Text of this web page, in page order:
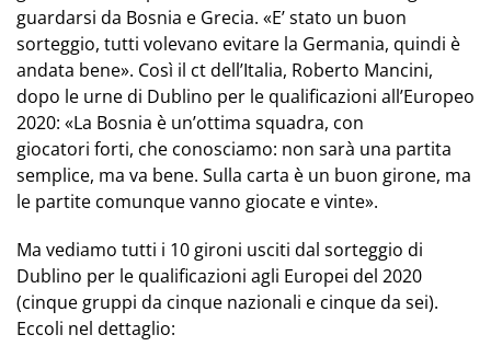
guardarsi da Bosnia e Grecia. «E’ stato un buon
sorteggio, tutti volevano evitare la Germania, quindi è
andata bene». Così il ct dell’Italia, Roberto Mancini,
dopo le urne di Dublino per le qualificazioni all’Europeo
2020: «La Bosnia è un’ottima squadra, con
giocatori forti, che conosciamo: non sarà una partita
semplice, ma va bene. Sulla carta è un buon girone, ma
le partite comunque vanno giocate e vinte».
Ma vediamo tutti i 10 gironi usciti dal sorteggio di
Dublino per le qualificazioni agli Europei del 2020
(cinque gruppi da cinque nazionali e cinque da sei).
Eccoli nel dettaglio: